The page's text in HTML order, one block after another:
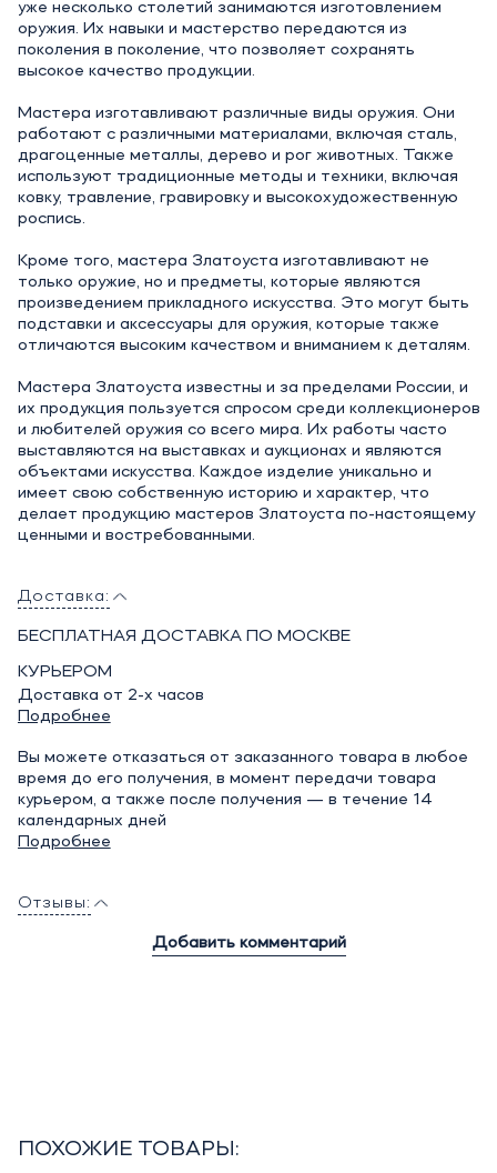
уже несколько столетий занимаются изготовлением
оружия. Их навыки и мастерство передаются из
поколения в поколение, что позволяет сохранять
высокое качество продукции.
Мастера изготавливают различные виды оружия. Они
работают с различными материалами, включая сталь,
драгоценные металлы, дерево и рог животных. Также
используют традиционные методы и техники, включая
ковку, травление, гравировку и высокохудожественную
роспись.
Кроме того, мастера Златоуста изготавливают не
только оружие, но и предметы, которые являются
произведением прикладного искусства. Это могут быть
подставки и аксессуары для оружия, которые также
отличаются высоким качеством и вниманием к деталям.
Мастера Златоуста известны и за пределами России, и
их продукция пользуется спросом среди коллекционеров
и любителей оружия со всего мира. Их работы часто
выставляются на выставках и аукционах и являются
объектами искусства. Каждое изделие уникально и
имеет свою собственную историю и характер, что
делает продукцию мастеров Златоуста по-настоящему
ценными и востребованными.
Доставка:
БЕСПЛАТНАЯ ДОСТАВКА ПО МОСКВЕ
КУРЬЕРОМ
Доставка от 2-х часов
Подробнее
Вы можете отказаться от заказанного товара в любое
время до его получения, в момент передачи товара
курьером, а также после получения — в течение 14
календарных дней
Подробнее
Отзывы:
Добавить комментарий
ПОХОЖИЕ ТОВАРЫ: